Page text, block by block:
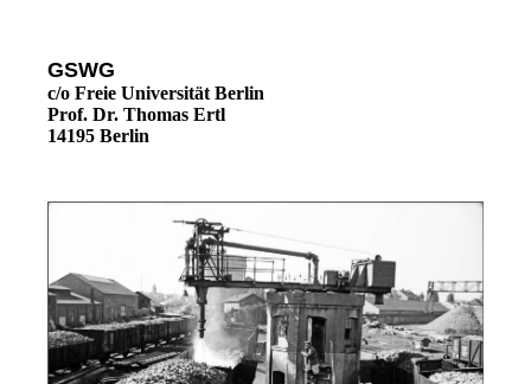
GSWG
c/o Freie Universität Berlin
Prof. Dr. Thomas Ertl
14195 Berlin